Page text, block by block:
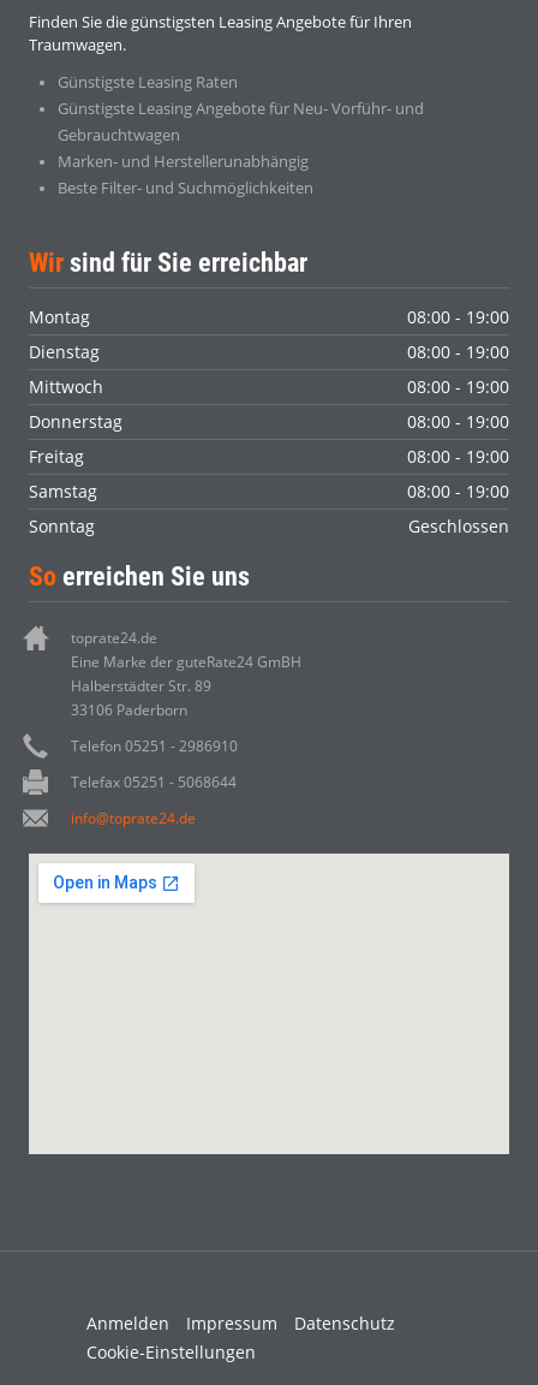
Finden Sie die günstigsten Leasing Angebote für Ihren
Traumwagen.
Günstigste Leasing Raten
Günstigste Leasing Angebote für Neu- Vorführ- und
Gebrauchtwagen
Marken- und Herstellerunabhängig
Beste Filter- und Suchmöglichkeiten
Wir sind für Sie erreichbar
Montag
08:00 - 19:00
Dienstag
08:00 - 19:00
Mittwoch
08:00 - 19:00
Donnerstag
08:00 - 19:00
Freitag
08:00 - 19:00
Samstag
08:00 - 19:00
Sonntag
Geschlossen
So erreichen Sie uns
toprate24.de
Eine Marke der guteRate24 GmBH
Halberstädter Str. 89
33106 Paderborn
Telefon 05251 - 2986910
Telefax 05251 - 5068644
info@toprate24.de
Anmelden Impressum
Datenschutz
Cookie-Einstellungen